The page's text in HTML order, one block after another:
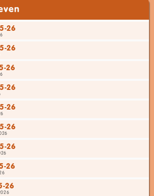
26
26
26
26
26
26
26
26
26